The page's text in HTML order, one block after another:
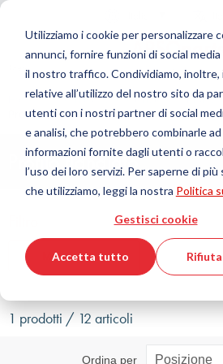
Utilizziamo i cookie per personalizzare
annunci, fornire funzioni di social media
il nostro traffico. Condividiamo, inoltre,
relative all’utilizzo del nostro sito da
utenti con i nostri partner di social
e analisi, che potrebbero combinarle
informazioni fornite dagli utenti o
l’uso dei loro servizi. Per saperne di più
che utilizziamo, leggi la nostra Politica
Gestisci cookie
Accetta tutto
Menu
Cerca
Home Tecnologia delle tenute
Profili,
Profilo flangiato
Profilo flangiato
Mostra filtri
1 prodotti / 12 articoli
Ordina per